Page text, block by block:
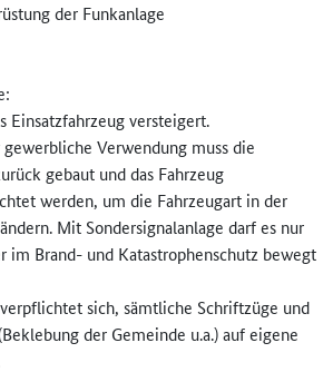
der Funkanlage
Einsatzfahrzeug versteigert.
Verwendung muss die
gebaut und das Fahrzeug
werden, um die Fahrzeugart in der
Mit Sondersignalanlage darf es nur
im Brand- und Katastrophenschutz bewegt
sich, sämtliche Schriftzüge und
der Gemeinde u.a.) auf eigene